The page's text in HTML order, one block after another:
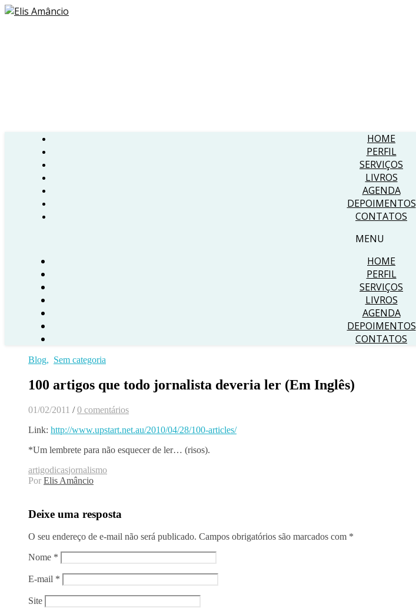
HOME
PERFIL
SERVIÇOS
LIVROS
AGENDA
DEPOIMENTOS
CONTATOS
MENU
HOME
PERFIL
SERVIÇOS
LIVROS
AGENDA
DEPOIMENTOS
CONTATOS
Blog, Sem categoria
100 artigos que todo jornalista deveria ler (Em Inglês)
01/02/2011 / 0 comentários
Link: http://www.upstart.net.au/2010/04/28/100-articles/
*Um lembrete para não esquecer de ler… (risos).
artigodicasjornalismo
Por Elis Amâncio
Deixe uma resposta
O seu endereço de e-mail não será publicado. Campos obrigatórios são marcados com *
Nome *
E-mail *
Site